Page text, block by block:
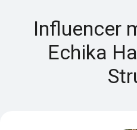
Influencer
Echika